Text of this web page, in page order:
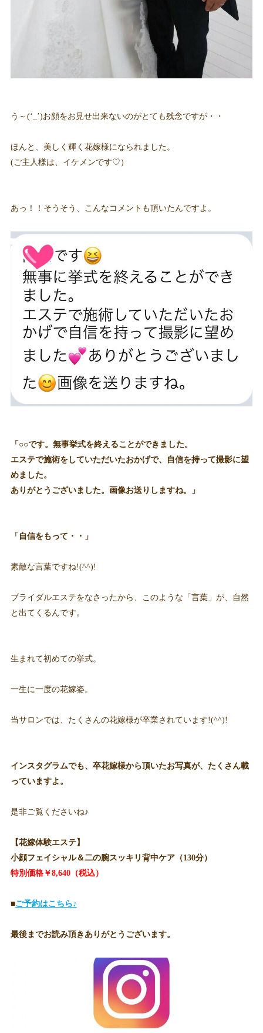
う～(‘_’)お顔をお見せ出来ないのがとても残念ですが・・
ほんと、美しく輝く花嫁様になられました。
(ご主人様は、イケメンです♡）
あっ！！そうそう、こんなコメントも頂いたんですよ。
「○○です。無事挙式を終えることができました。
エステで施術をしていただいたおかげで、自信を持って撮影に望
めました。
ありがとうございました。画像お送りしますね。」
「自信をもって・・」
素敵な言葉ですね!(^^)!
ブライダルエステをなさったから、このような「言葉」が、自然
と出てくるんです。
生まれて初めての挙式。
一生に一度の花嫁姿。
当サロンでは、たくさんの花嫁様が卒業されています!(^^)!
インスタグラムでも、卒花嫁様から頂いたお写真が、たくさん載
っていますよ。
是非ご覧くださいね♪
【花嫁体験エステ】
小顔フェイシャル＆二の腕スッキリ背中ケア（130分）
特別価格￥8,640（税込）
■ご予約はこちら♪
最後までお読み頂きありがとうございます。